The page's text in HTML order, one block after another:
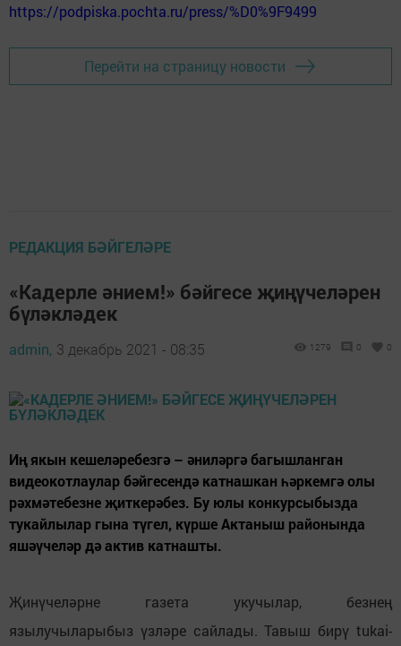
https://podpiska.pochta.ru/press/%D0%9F9499
Перейти на страницу новости
РЕДАКЦИЯ БӘЙГЕЛӘРЕ
«Кадерле әнием!» бәйгесе җиңүчеләрен
бүләкләдек
admin, 3 декабрь 2021 - 08:35 1279 0 0
Иң якын кешеләребезгә – әниләргә багышланган
видеокотлаулар бәйгесендә катнашкан һәркемгә олы
рәхмәтебезне җиткерәбез. Бу юлы конкурсыбызда
тукайлылар гына түгел, күрше Актаныш районында
яшәүчеләр дә актив катнашты.
Җинүчеләрне газета укучылар, безнең
язылучыларыбыз үзләре сайлады. Тавыш бирү tukai-